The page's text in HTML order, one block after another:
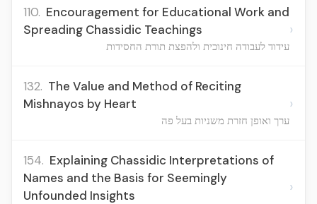
110. Encouragement for Educational Work and
Spreading Chassidic Teachings
עידוד לעבודה חינוכית ולהפצת תורת החסידות
›
132. The Value and Method of Reciting
Mishnayos by Heart
ערך ואופן חזרת משניות בעל פה
›
154. Explaining Chassidic Interpretations of
Names and the Basis for Seemingly
Unfounded Insights
›